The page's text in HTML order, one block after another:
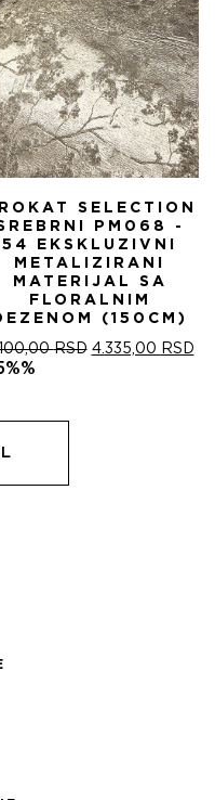
SELECTION
PM068 -
54 EKSKLUZIVNI
METALIZIRANI
MATERIJAL SA
FLORALNIM
(150CM)
RSD ОРИГИНАЛНА
4.335,00 RSD